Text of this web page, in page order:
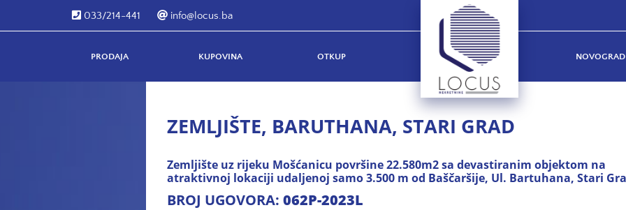
033/214-441 info@locus.ba
PRODAJA KUPOVINA OTKUP
ZEMLJIŠTE, BARUTHANA, STARI GRAD
Zemljište uz rijeku Mošćanicu površine 22.580m2 sa devastiranim objektom na
atraktivnoj lokaciji udaljenoj samo 3.500 m od Baščaršije, Ul. Bartuhana, Stari
BROJ UGOVORA: 062P-2023L